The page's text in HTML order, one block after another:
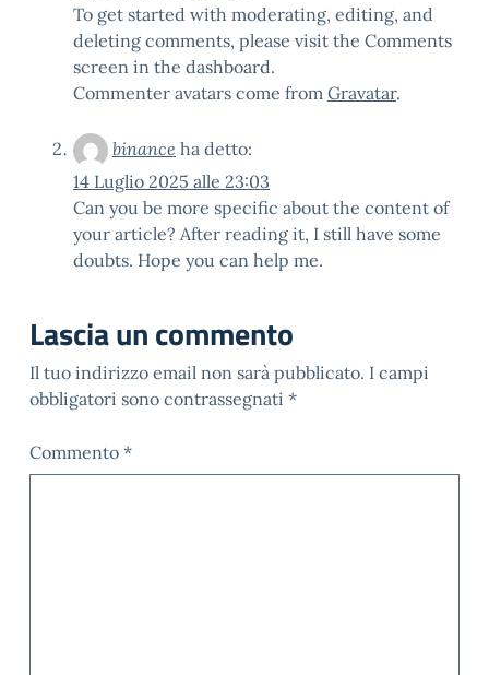
To get started with moderating, editing, and
deleting comments, please visit the Comments
screen in the dashboard.
Commenter avatars come from Gravatar.
binance ha detto:
14 Luglio 2025 alle 23:03
Can you be more specific about the content of
your article? After reading it, I still have some
doubts. Hope you can help me.
Lascia un commento
Il tuo indirizzo email non sarà pubblicato. I campi
obbligatori sono contrassegnati *
Commento *